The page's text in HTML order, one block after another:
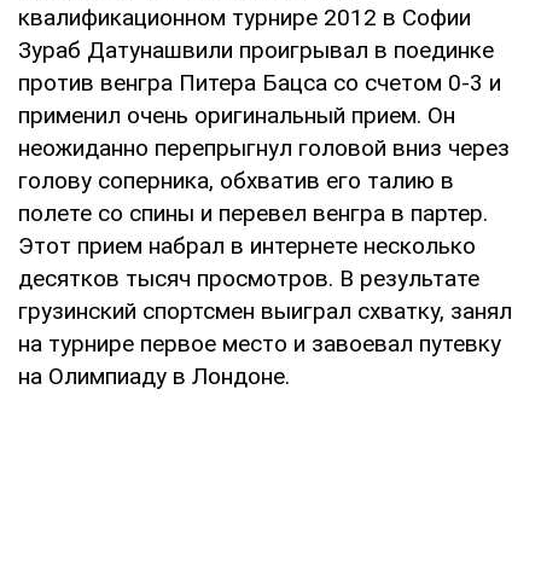
квалификационном турнире 2012 в Софии
Зураб Датунашвили проигрывал в поединке
против венгра Питера Бацса со счетом 0-3 и
применил очень оригинальный прием. Он
неожиданно перепрыгнул головой вниз через
голову соперника, обхватив его талию в
полете со спины и перевел венгра в партер.
Этот прием набрал в интернете несколько
десятков тысяч просмотров. В результате
грузинский спортсмен выиграл схватку, занял
на турнире первое место и завоевал путевку
на Олимпиаду в Лондоне.